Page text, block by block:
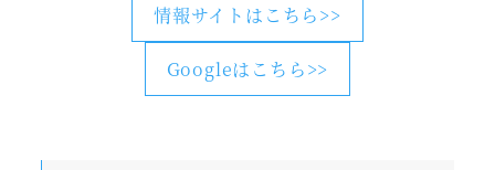
情報サイトはこちら>>
Googleはこちら>>